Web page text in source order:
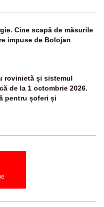
Cine scapă de măsurile
impuse de Bolojan
rovinietă și sistemul
de la 1 octombrie 2026.
pentru șoferi și